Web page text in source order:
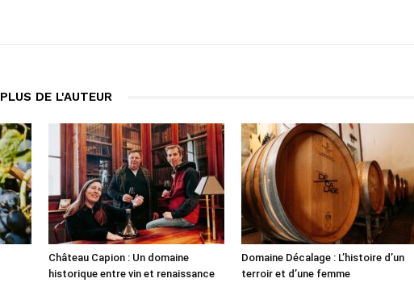
PLUS DE L'AUTEUR
Château Capion : Un domaine
historique entre vin et renaissance
Domaine Décalage : L’histoire d’un
terroir et d’une femme